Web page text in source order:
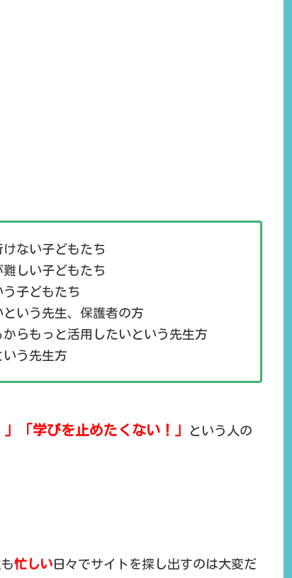
ない子どもたち
しい子どもたち
子どもたち
いう先生、保護者の方
らもっと活用したいという先生方
いう先生方
「学びを止めたくない！」
という人の
忙しい日々でサイトを探し出すのは大変だ